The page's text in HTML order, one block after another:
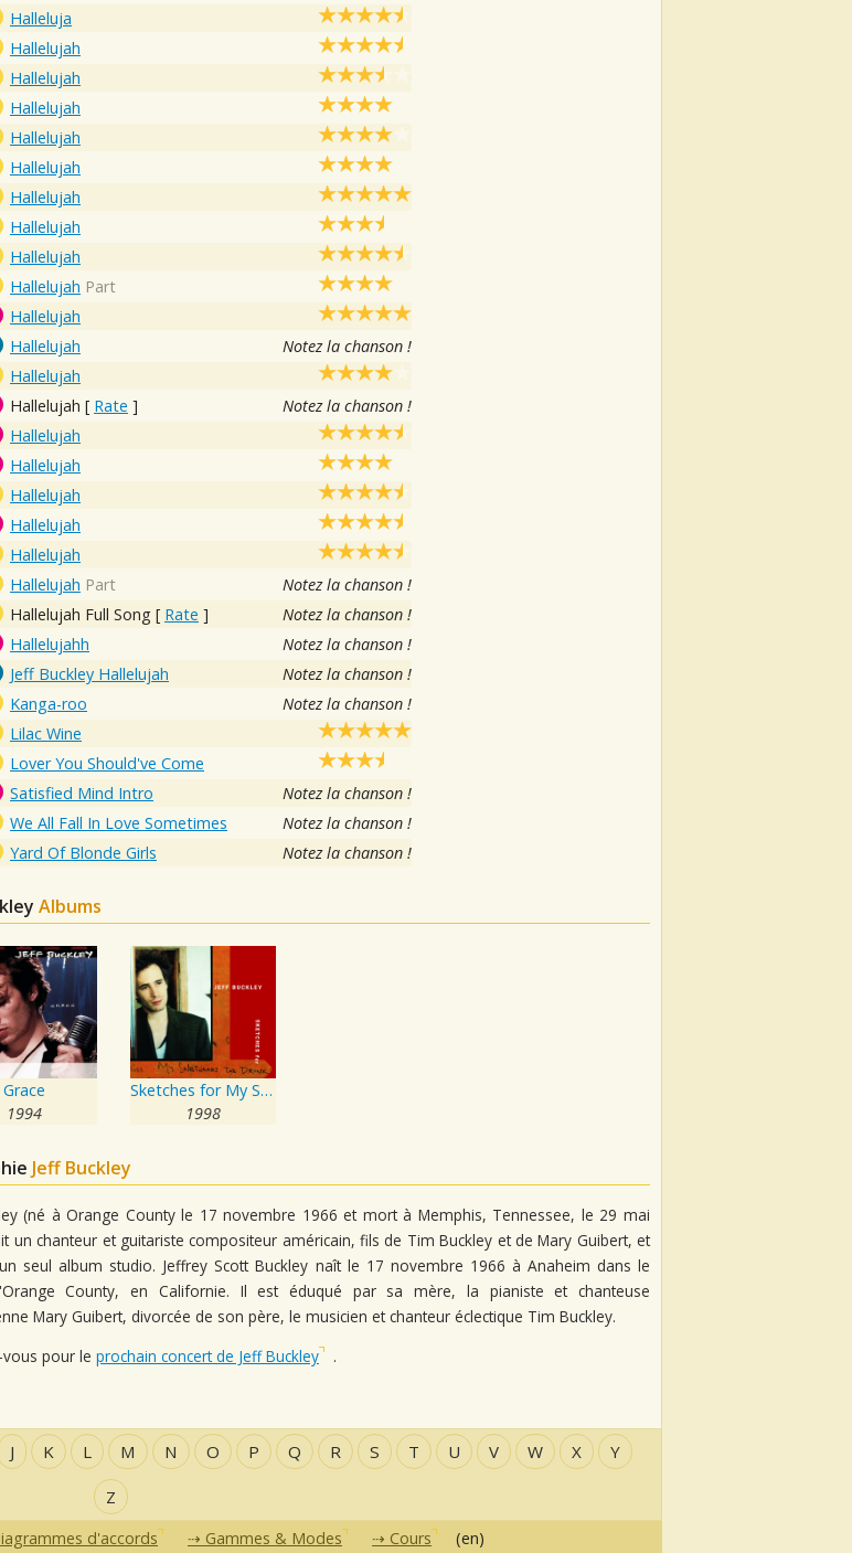
Halleluja
Hallelujah
Hallelujah
Hallelujah
Hallelujah
Hallelujah
Hallelujah
Hallelujah
Hallelujah
Hallelujah Part
Hallelujah
Hallelujah Notez la chanson !
Hallelujah
Hallelujah [ Rate ] Notez la chanson !
Hallelujah
Hallelujah
Hallelujah
Hallelujah
Hallelujah
Hallelujah Part Notez la chanson !
Hallelujah Full Song [ Rate ] Notez la chanson !
Hallelujahh Notez la chanson !
Jeff Buckley Hallelujah Notez la chanson !
Kanga-roo Notez la chanson !
Lilac Wine
Lover You Should've Come
Satisfied Mind Intro Notez la chanson !
We All Fall In Love Sometimes Notez la chanson !
Yard Of Blonde Girls Notez la chanson !
Albums
Grace
1994
Sketches for My Sweetheart The Drunk
1998
Jeff Buckley
(né à Orange County le 17 novembre 1966 et mort à Memphis, Tennessee, le 29 mai
un chanteur et guitariste compositeur américain, fils de Tim Buckley et de Mary Guibert, et
seul album studio. Jeffrey Scott Buckley naît le 17 novembre 1966 à Anaheim dans le
County, en Californie. Il est éduqué par sa mère, la pianiste et chanteuse
Mary Guibert, divorcée de son père, le musicien et chanteur éclectique Tim Buckley.
pour le prochain concert de Jeff Buckley .
J K L M N O P Q R S T U V W X Y
Z
d'accords Gammes & Modes Cours (en)